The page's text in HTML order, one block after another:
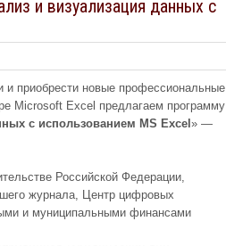
и визуализация данных с
приобрести новые профессиональные
Microsoft Excel предлагаем программу
с использованием MS Excel » —
Российской Федерации,
журнала, Центр цифровых
и муниципальными финансами